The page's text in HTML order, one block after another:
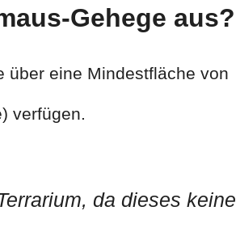
Gehege aus?
über eine Mindestfläche von
verfügen.
da dieses keine